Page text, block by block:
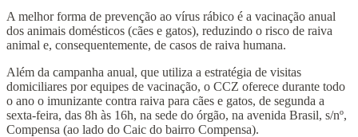
A melhor forma de prevenção ao vírus rábico é a vacinação anual
dos animais domésticos (cães e gatos), reduzindo o risco de raiva
animal e, consequentemente, de casos de raiva humana.
Além da campanha anual, que utiliza a estratégia de visitas
domiciliares por equipes de vacinação, o CCZ oferece durante todo
o ano o imunizante contra raiva para cães e gatos, de segunda a
sexta-feira, das 8h às 16h, na sede do órgão, na avenida Brasil, s/nº,
Compensa (ao lado do Caic do bairro Compensa).